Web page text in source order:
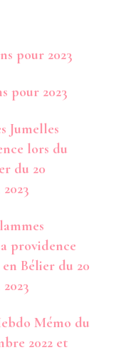
pour 2023
pour 2023
Jumelles
lors du
du 20
providence
Bélier du 20
Mémo du
2022 et